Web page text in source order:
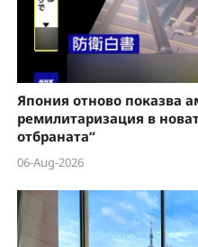
Япония отново показва
ремилитаризация в
отбраната“
06-Aug-2026